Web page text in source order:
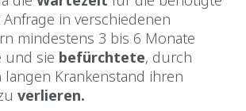
in verschiedenen
mindestens 3 bis 6 Monate
und sie befürchtete, durch
langen Krankenstand ihren
verlieren.